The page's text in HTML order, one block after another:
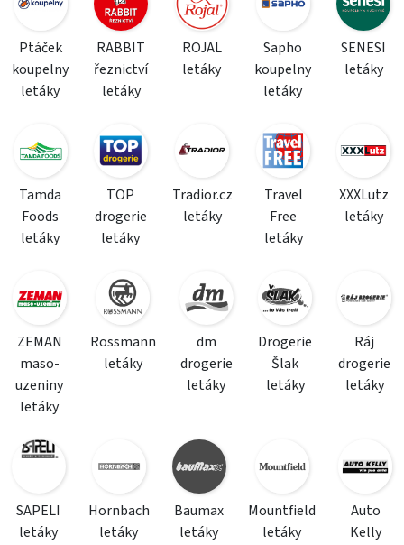
Ptáček
koupelny
letáky
RABBIT
řeznictví
letáky
ROJAL
letáky
Sapho
koupelny
letáky
SENESI
letáky
Tamda
Foods
letáky
TOP
drogerie
letáky
Tradior.cz
letáky
Travel
Free
letáky
XXXLutz
letáky
ZEMAN
maso-
uzeniny
letáky
Rossmann
letáky
dm
drogerie
letáky
Drogerie
Šlak
letáky
Ráj
drogerie
letáky
SAPELI
letáky
Hornbach
letáky
Baumax
letáky
Mountfield
letáky
Auto
Kelly